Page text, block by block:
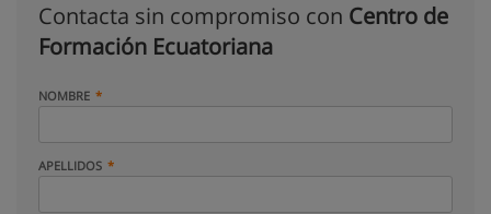
Contacta sin compromiso con Centro de
Formación Ecuatoriana
NOMBRE
APELLIDOS